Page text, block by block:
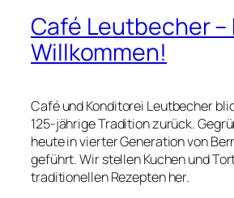
Café Leutbecher –
Willkommen!
Café und Konditorei Leutbecher
125-jährige Tradition zurück.
heute in vierter Generation von
geführt. Wir stellen Kuchen und
traditionellen Rezepten her.